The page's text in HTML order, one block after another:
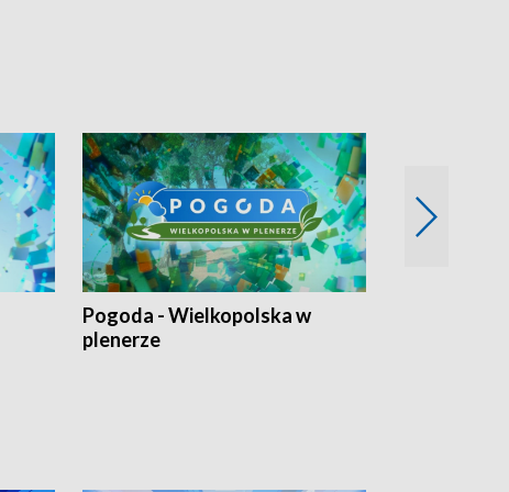
Pogoda - Wielkopolska w
plenerze